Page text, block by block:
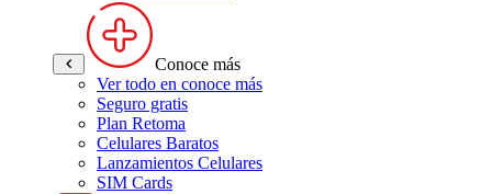
Conoce más
Ver todo en conoce más
Seguro gratis
Plan Retoma
Celulares Baratos
Lanzamientos Celulares
SIM Cards